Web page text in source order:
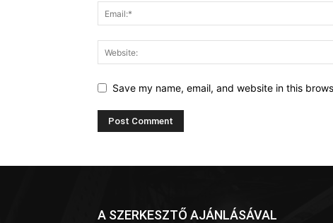
Save my name, email, and website in this
A SZERKESZTŐ AJÁNLÁSÁVAL